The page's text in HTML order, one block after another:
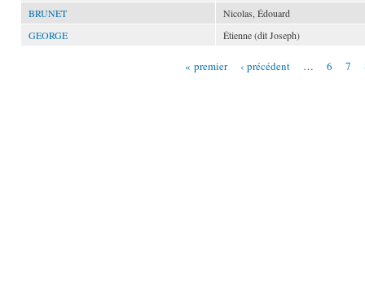
BRUNET
Nicolas, Édouard
GEORGE
Étienne (dit Joseph)
« premier ‹ précédent … 6 7